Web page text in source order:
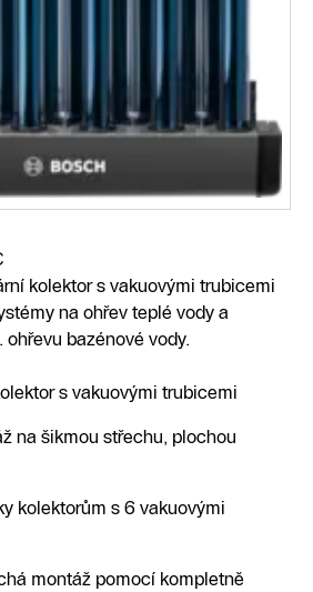
kolektor s vakuovými trubicemi
na ohřev teplé vody a
bazénové vody.
s vakuovými trubicemi
na šikmou střechu, plochou
kolektorům s 6 vakuovými
montáž pomocí kompletně